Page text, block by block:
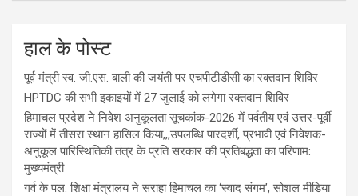
हाल के पोस्ट
पूर्व मंत्री स्व. जी.एस. बाली की जयंती पर एचपीटीडीसी का रक्तदान शिविर
HPTDC की सभी इकाइयों में 27 जुलाई को लगेगा रक्तदान शिविर
हिमाचल प्रदेश ने निवेश अनुकूलता सूचकांक-2026 में पर्वतीय एवं उत्तर-पूर्वी
राज्यों में तीसरा स्थान हासिल किया,,,उपलब्धि पारदर्शी, प्रभावी एवं निवेशक-
अनुकूल पारिस्थितिकी तंत्र के प्रति सरकार की प्रतिबद्धता का परिणाम:
मुख्यमंत्री
गर्व के पल: शिक्षा मंत्रालय ने सराहा हिमाचल का ‘स्वाद संगम’, सोशल मीडिया